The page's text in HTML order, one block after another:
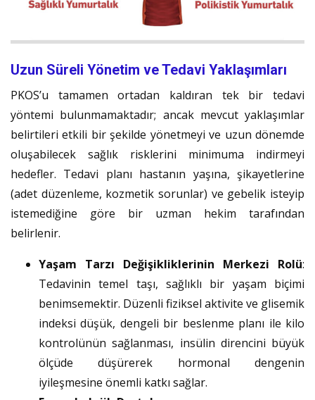
Uzun Süreli Yönetim ve Tedavi Yaklaşımları
PKOS’u tamamen ortadan kaldıran tek bir tedavi
yöntemi bulunmamaktadır; ancak mevcut yaklaşımlar
belirtileri etkili bir şekilde yönetmeyi ve uzun dönemde
oluşabilecek sağlık risklerini minimuma indirmeyi
hedefler. Tedavi planı hastanın yaşına, şikayetlerine
(adet düzenleme, kozmetik sorunlar) ve gebelik isteyip
istemediğine göre bir uzman hekim tarafından
belirlenir.
Yaşam Tarzı Değişikliklerinin Merkezi Rolü:
Tedavinin temel taşı, sağlıklı bir yaşam biçimi
benimsemektir. Düzenli fiziksel aktivite ve glisemik
indeksi düşük, dengeli bir beslenme planı ile kilo
kontrolünün sağlanması, insülin direncini büyük
ölçüde düşürerek hormonal dengenin
iyileşmesine önemli katkı sağlar.